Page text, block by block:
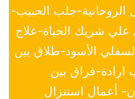
جلب الحبيب-
علي شريك الحياة-علاج
الأسود-طلاق بين
فراق بين
أعمال استنزال